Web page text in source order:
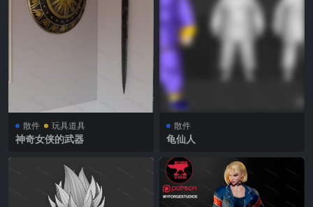
散件 玩具道具
神奇女侠的武器
散件
龟仙人